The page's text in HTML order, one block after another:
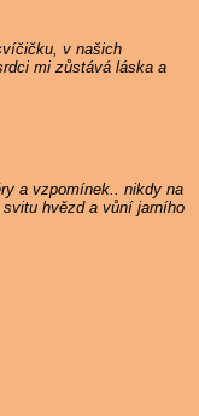
v našich
mi zůstává láska a
a vzpomínek.. nikdy na
hvězd a vůní jarního